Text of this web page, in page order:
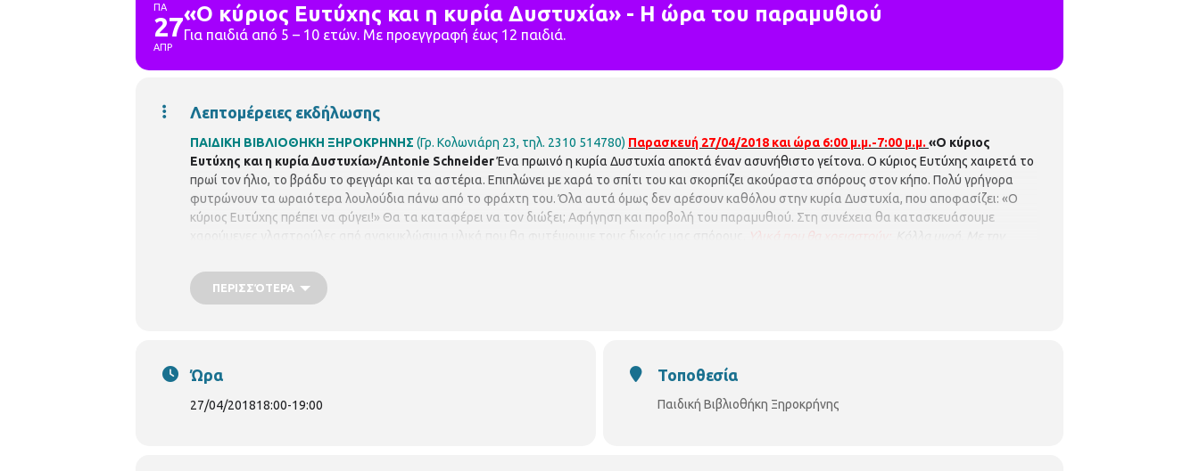
ΠΑ
27
ΑΠΡ
«Ο κύριος Ευτύχης και η κυρία Δυστυχία» - Η ώρα του παραμυθιού
Για παιδιά από 5 – 10 ετών. Με προεγγραφή έως 12 παιδιά.
Λεπτομέρειες εκδήλωσης
ΠΑΙΔΙΚΗ ΒΙΒΛΙΟΘΗΚΗ ΞΗΡΟΚΡΗΝΗΣ (Γρ. Κολωνιάρη 23, τηλ. 2310 514780) Παρασκευή 27/04/2018 και ώρα 6:00 μ.μ.-7:00 μ.μ. «Ο κύριος
Ευτύχης και η κυρία Δυστυχία»/Antonie SchneiderΈνα πρωινό η κυρία Δυστυχία αποκτά έναν ασυνήθιστο γείτονα. Ο κύριος Ευτύχης χαιρετά το
πρωί τον ήλιο, το βράδυ το φεγγάρι και τα αστέρια. Επιπλώνει με χαρά το σπίτι του και σκορπίζει ακούραστα σπόρους στον κήπο. Πολύ γρήγορα
φυτρώνουν τα ωραιότερα λουλούδια πάνω από το φράχτη του. Όλα αυτά όμως δεν αρέσουν καθόλου στην κυρία Δυστυχία, που αποφασίζει: «Ο
κύριος Ευτύχης πρέπει να φύγει!» Θα τα καταφέρει να τον διώξει; Αφήγηση και προβολή του παραμυθιού. Στη συνέχεια θα κατασκευάσουμε
χαρούμενες γλαστρούλες από ανακυκλώσιμα υλικά που θα φυτέψουμε τους δικούς μας σπόρους.
Υλικά που θα χρειαστούν:
ΠΕΡΙΣΣΌΤΕΡΑ
Ώρα
27/04/201818:00-19:00
Τοποθεσία
Παιδική Βιβλιοθήκη Ξηροκρήνης